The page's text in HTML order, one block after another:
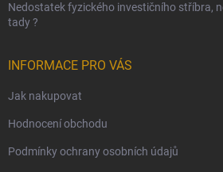
Nedostatek fyzického investičního stříbra,
tady ?
INFORMACE PRO VÁS
Jak nakupovat
Hodnocení obchodu
Podmínky ochrany osobních údajů